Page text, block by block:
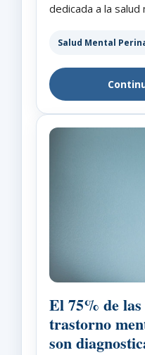
dedicada a la
Salud Mental
El 75% de
trastorno
son